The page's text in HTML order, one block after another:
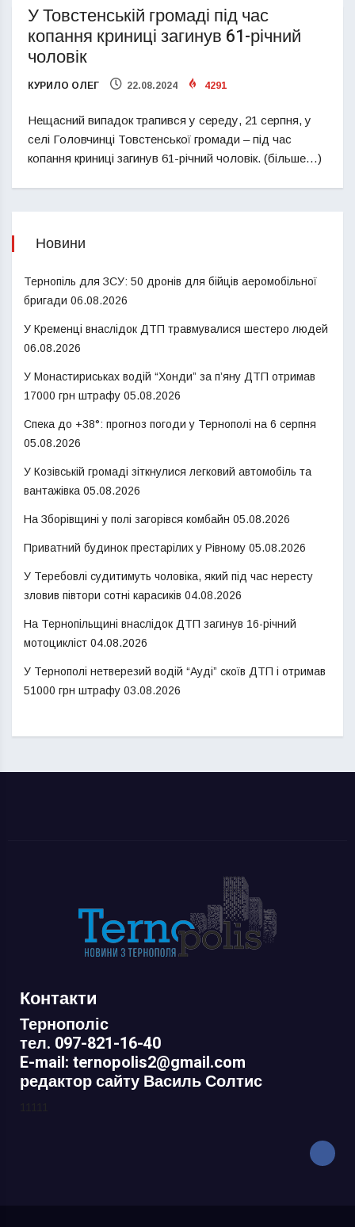
У Товстенській громаді під час
копання криниці загинув 61-річний
чоловік
КУРИЛО ОЛЕГ 22.08.2024 4291
Нещасний випадок трапився у середу, 21 серпня, у
селі Головчинці Товстенської громади – під час
копання криниці загинув 61-річний чоловік. (більше…)
Новини
Тернопіль для ЗСУ: 50 дронів для бійців аеромобільної
бригади 06.08.2026
У Кременці внаслідок ДТП травмувалися шестеро людей
06.08.2026
У Монастириськах водій “Хонди” за п’яну ДТП отримав
17000 грн штрафу 05.08.2026
Спека до +38°: прогноз погоди у Тернополі на 6 серпня
05.08.2026
У Козівській громаді зіткнулися легковий автомобіль та
вантажівка 05.08.2026
На Зборівщині у полі загорівся комбайн 05.08.2026
Приватний будинок престарілих у Рівному 05.08.2026
У Теребовлі судитимуть чоловіка, який під час нересту
зловив півтори сотні карасиків 04.08.2026
На Тернопільщині внаслідок ДТП загинув 16-річний
мотоцикліст 04.08.2026
У Тернополі нетверезий водій “Ауді” скоїв ДТП і отримав
51000 грн штрафу 03.08.2026
Контакти
Тернополіс
тел. 097-821-16-40
E-mail: ternopolis2@gmail.com
редактор сайту Василь Солтис